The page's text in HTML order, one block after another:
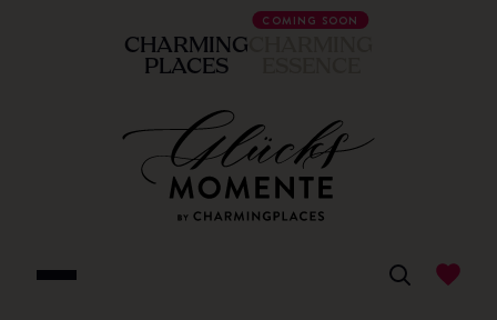
CHARMING
PLACES
COMING SOON